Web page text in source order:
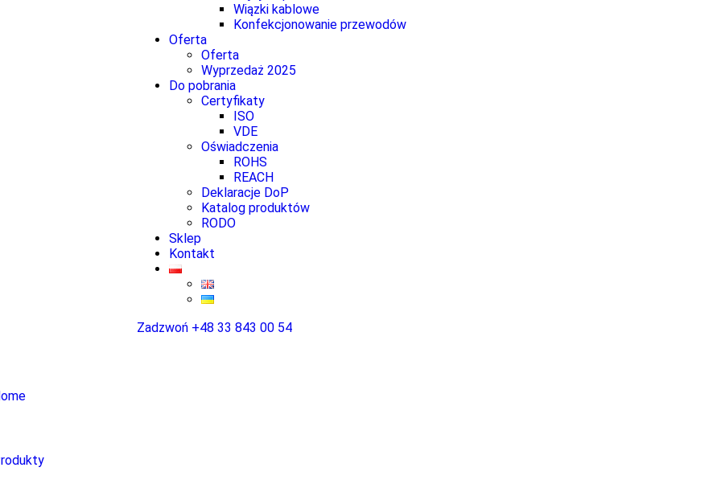
Wiązki kablowe
Konfekcjonowanie przewodów
Oferta
Oferta
Wyprzedaż 2025
Do pobrania
Certyfikaty
ISO
VDE
Oświadczenia
ROHS
REACH
Deklaracje DoP
Katalog produktów
RODO
Sklep
Kontakt
Zadzwoń +48 33 843 00 54